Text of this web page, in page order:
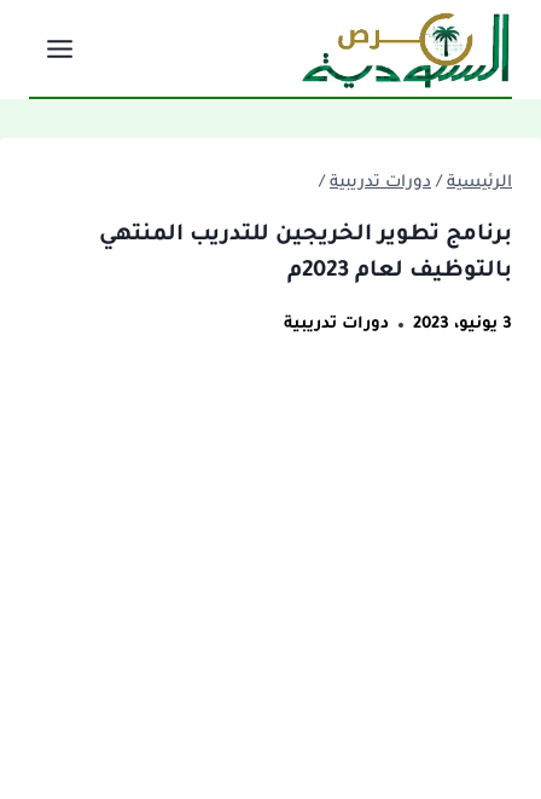
التجاوز
المحتوى
الرئيسية / دورات تدريبية /
برنامج تطوير الخريجين للتدريب المنتهي
بالتوظيف لعام 2023م
3 يونيو، 2023 دورات تدريبية